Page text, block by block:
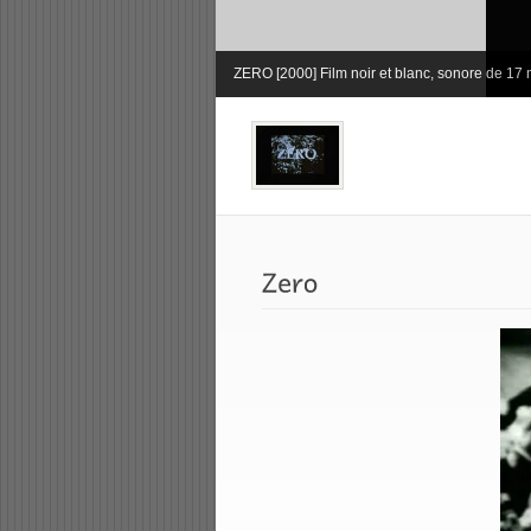
ZERO [2000] Film noir et blanc, sonore de 17